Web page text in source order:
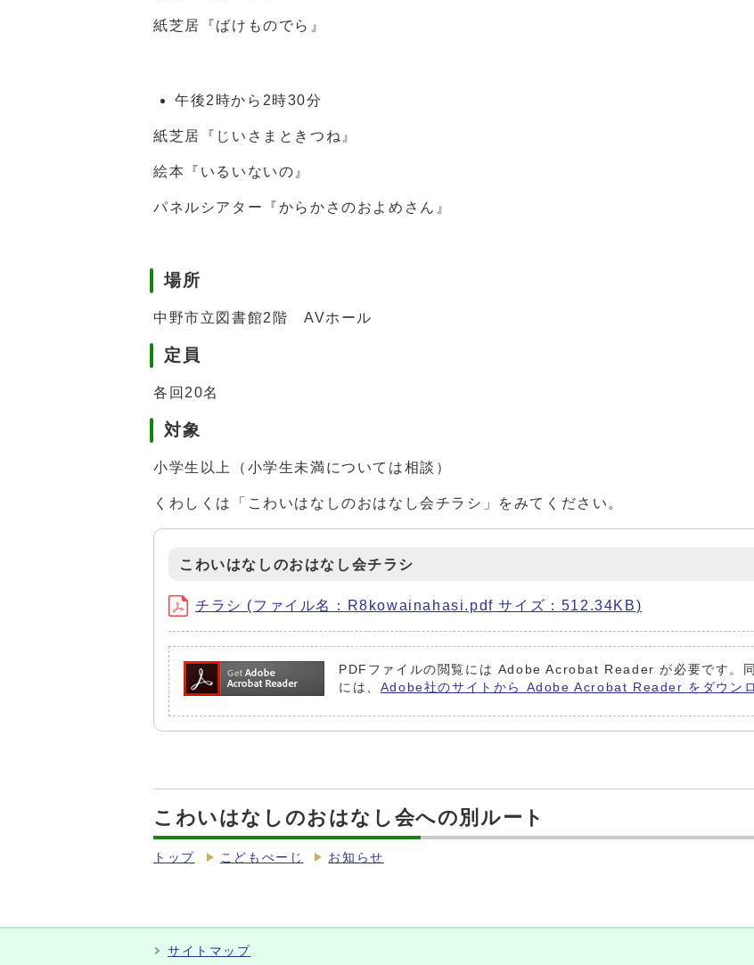
紙芝居『ばけものでら』
午後2時から2時30分
紙芝居『じいさまときつね』
絵本『いるいないの』
パネルシアター『からかさのおよめさん』
場所
中野市立図書館2階 AVホール
定員
各回20名
対象
小学生以上（小学生未満については相談）
くわしくは「こわいはなしのおはなし会チラシ」をみてください。
こわいはなしのおはなし会チラシ
チラシ (ファイル名：R8kowainahasi.pdf サイズ：512.34KB)
PDFファイルの閲覧には Adobe Acrobat Reader が必要です。
には、 Adobe社のサイトから Adobe Acrobat Reader をダウンロ
こわいはなしのおはなし会への別ルート
トップ こどもぺーじ お知らせ
サイトマップ